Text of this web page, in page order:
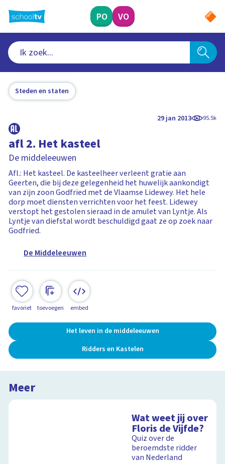
naar
hoofdinhoud
PO VO
Steden en staten
29 jan 2013 95.5k
afl 2. Het kasteel
De middeleeuwen
Afl.: Het kasteel. De kasteelheer verleent gratie aan
Geerten, die bij deze gelegenheid het huwelijk aankondigt
van zijn zoon Godfried met de Vlaamse Lidewey. Het hele
dorp moet diensten verrichten voor het feest. Lidewey
verstopt het gestolen sieraad in de amulet van Lyntje. Als
Lyntje van diefstal wordt beschuldigd gaat ze op zoek naar
Godfried.
De Middeleeuwen
favoriet toevoegen embed
Het leven in de middeleeuwen
Ridders en Kastelen
Meer
Wat weet jij over
Floris de Vijfde?
Quiz over de
beroemdste ridder
van Nederland